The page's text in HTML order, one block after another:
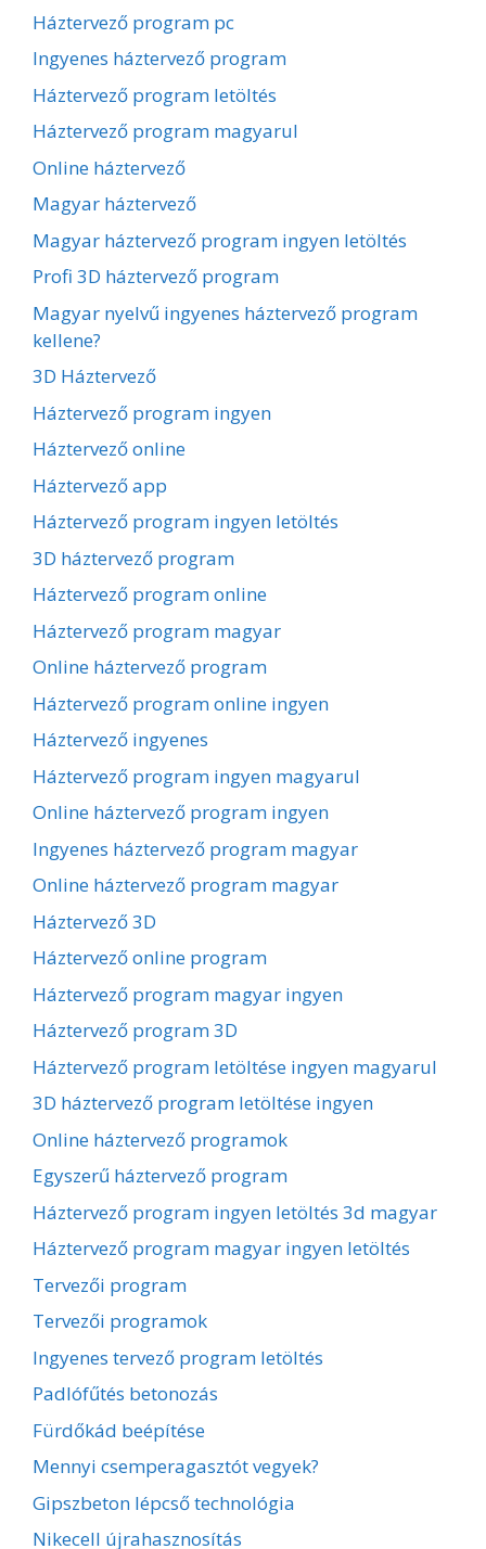
Háztervező program pc
Ingyenes háztervező program
Háztervező program letöltés
Háztervező program magyarul
Online háztervező
Magyar háztervező
Magyar háztervező program ingyen letöltés
Profi 3D háztervező program
Magyar nyelvű ingyenes háztervező program
kellene?
3D Háztervező
Háztervező program ingyen
Háztervező online
Háztervező app
Háztervező program ingyen letöltés
3D háztervező program
Háztervező program online
Háztervező program magyar
Online háztervező program
Háztervező program online ingyen
Háztervező ingyenes
Háztervező program ingyen magyarul
Online háztervező program ingyen
Ingyenes háztervező program magyar
Online háztervező program magyar
Háztervező 3D
Háztervező online program
Háztervező program magyar ingyen
Háztervező program 3D
Háztervező program letöltése ingyen magyarul
3D háztervező program letöltése ingyen
Online háztervező programok
Egyszerű háztervező program
Háztervező program ingyen letöltés 3d magyar
Háztervező program magyar ingyen letöltés
Tervezői program
Tervezői programok
Ingyenes tervező program letöltés
Padlófűtés betonozás
Fürdőkád beépítése
Mennyi csemperagasztót vegyek?
Gipszbeton lépcső technológia
Nikecell újrahasznosítás